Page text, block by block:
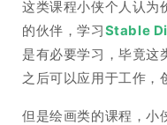
这类课程小侠个人认为
的伙伴，学习Stable
是有必要学习，毕竟这
之后可以应用于工作，
但是绘画类的课程，小